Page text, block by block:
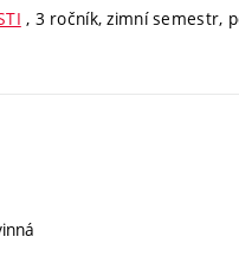
, 3 ročník, zimní semestr,